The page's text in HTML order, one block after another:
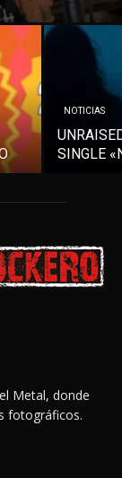
NOTICIAS
SINGLE
Metal, donde
fotográficos.